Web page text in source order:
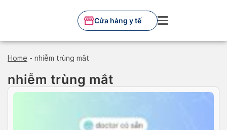
Cửa hàng y tế
Home - nhiễm trùng mắt
nhiễm trùng mắt